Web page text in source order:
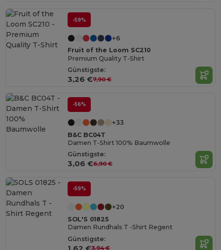
-59%
+6
Fruit of the Loom SC210
Premium Quality T-Shirt
Günstigste:
3,26 €7,90 €
-56%
+33
B&C BC04T
Damen T-Shirt 100% Baumwolle
Günstigste:
3,06 €6,90 €
-59%
+20
SOL'S 01825
Damen Rundhals T -Shirt Regent
Günstigste:
1,62 €3,94 €